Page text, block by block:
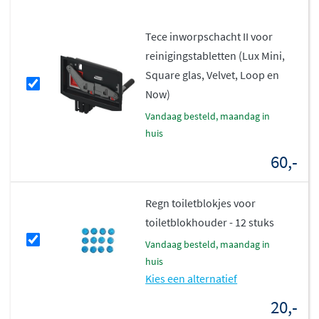
, waardoor vuil minder snel
hecht. In combinatie met het spoelrandloze ontwerp is
het toilet zeer eenvoudig schoon te maken. Er zijn geen
verborgen plekken waar bacteriën zich kunnen
ophopen, wat bijdraagt aan een optimale hygiëne.
Tece inworpschacht II voor
reinigingstabletten (Lux Mini,
Square glas, Velvet, Loop en
Now)
vandaag besteld, maandag in
huis
60,-
Regn toiletblokjes voor
toiletblokhouder - 12 stuks
vandaag besteld, maandag in
huis
Kies een alternatief
20,-